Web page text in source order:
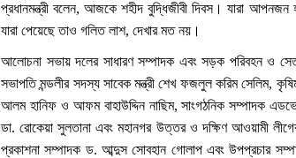
প্রধানমন্ত্রী বলেন, আজকে শহীদ বুদ্ধিজীবী দিবস। যারা আপনজন
যারা পেয়েছে তাও গলিত লাশ, দেখার মত নয়।
আলোচনা সভায় দলের সাধারণ সম্পাদক এবং সড়ক পরিবহন ও
সভাপতি মন্ডলীর সদস্য সাবেক মন্ত্রী শেখ ফজলুল করিম সেলিম,
আলম হানিফ ও আফম বাহাউদ্দিন নাছিম, সাংগঠনিক সম্পাদক
ডা. রোকেয়া সুলতানা এবং মহানগর উত্তর ও দক্ষিণ আওয়ামী
প্রকাশনা সম্পাদক ড. আব্দুস সোবহান গোলাপ এবং উপপ্রচার